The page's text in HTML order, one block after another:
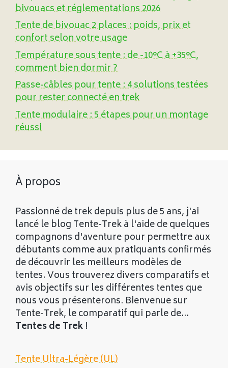
bivouacs et réglementations 2026
Tente de bivouac 2 places : poids, prix et
confort selon votre usage
Température sous tente : de -10°C à +35°C,
comment bien dormir ?
Passe-câbles pour tente : 4 solutions testées
pour rester connecté en trek
Tente modulaire : 5 étapes pour un montage
réussi
À propos
Passionné de trek depuis plus de 5 ans, j'ai
lancé le blog Tente-Trek à l'aide de quelques
compagnons d'aventure pour permettre aux
débutants comme aux pratiquants confirmés
de découvrir les meilleurs modèles de
tentes. Vous trouverez divers comparatifs et
avis objectifs sur les différentes tentes que
nous vous présenterons. Bienvenue sur
Tente-Trek, le comparatif qui parle de...
Tentes de Trek !
Tente Ultra-Légère (UL)